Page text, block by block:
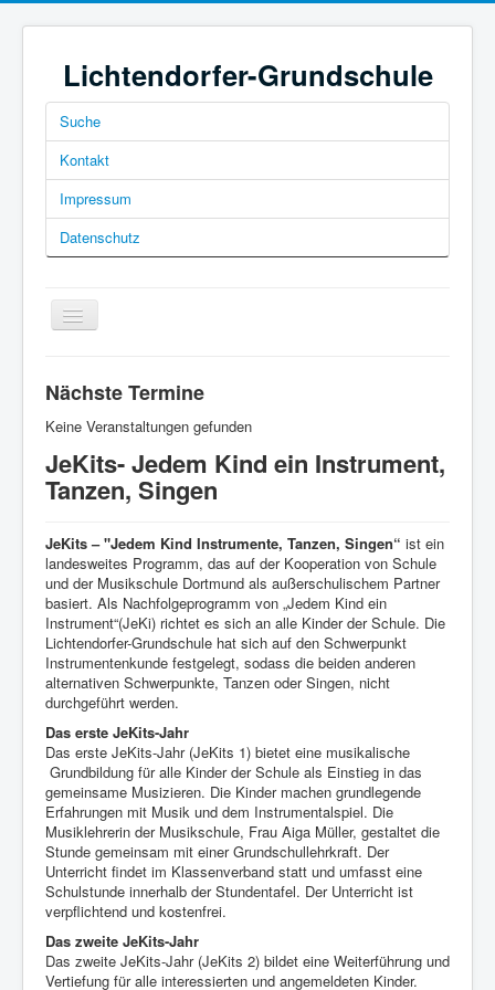
Lichtendorfer-Grundschule
Suche
Kontakt
Impressum
Datenschutz
Navigation
an/aus
Home
Über uns
Aktuelles
Termine
Schulprogramm
OGS und verlässliche Kurzbetreuung
Gartentage
Nächste Termine
Keine Veranstaltungen gefunden
JeKits- Jedem Kind ein Instrument,
Tanzen, Singen
JeKits – "Jedem Kind Instrumente, Tanzen, Singen“ ist ein
landesweites Programm, das auf der Kooperation von Schule
und der Musikschule Dortmund als außerschulischem Partner
basiert. Als Nachfolgeprogramm von „Jedem Kind ein
Instrument“(JeKi) richtet es sich an alle Kinder der Schule. Die
Lichtendorfer-Grundschule hat sich auf den Schwerpunkt
Instrumentenkunde festgelegt, sodass die beiden anderen
alternativen Schwerpunkte, Tanzen oder Singen, nicht
durchgeführt werden.
Das erste JeKits-Jahr
Das erste JeKits-Jahr (JeKits 1) bietet eine musikalische
Grundbildung für alle Kinder der Schule als Einstieg in das
gemeinsame Musizieren. Die Kinder machen grundlegende
Erfahrungen mit Musik und dem Instrumentalspiel. Die
Musiklehrerin der Musikschule, Frau Aiga Müller, gestaltet die
Stunde gemeinsam mit einer Grundschullehrkraft. Der
Unterricht findet im Klassenverband statt und umfasst eine
Schulstunde innerhalb der Stundentafel. Der Unterricht ist
verpflichtend und kostenfrei.
Das zweite JeKits-Jahr
Das zweite JeKits-Jahr (JeKits 2) bildet eine Weiterführung und
Vertiefung für alle interessierten und angemeldeten Kinder.